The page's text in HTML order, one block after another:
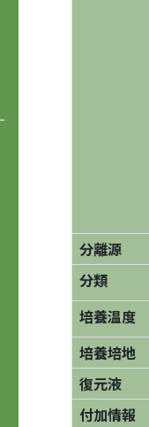
分離源
分類
培養温度
培養培地
復元液
付加情報